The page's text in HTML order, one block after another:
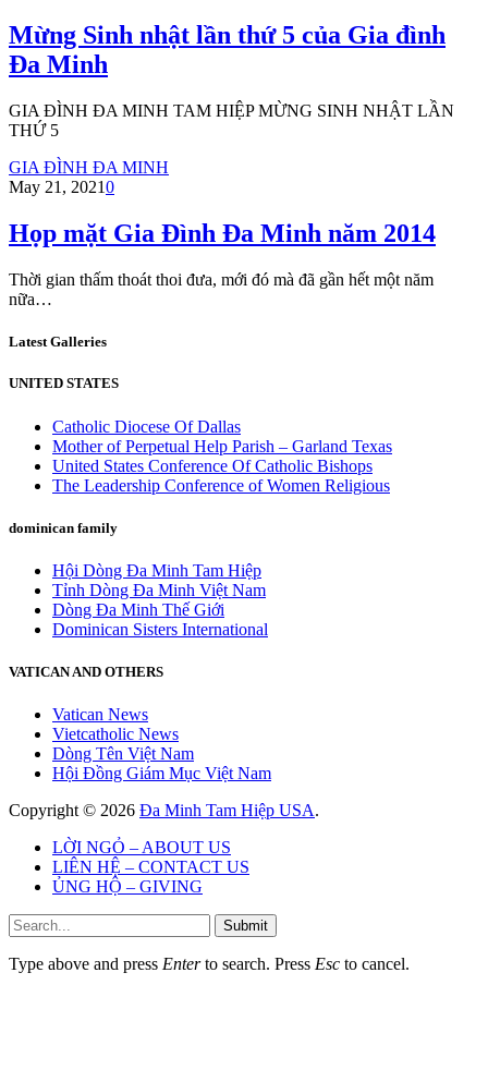
Mừng Sinh nhật lần thứ 5 của Gia đình
Đa Minh
GIA ĐÌNH ĐA MINH TAM HIỆP MỪNG SINH NHẬT LẦN
THỨ 5
GIA ĐÌNH ĐA MINH
May 21, 20210
Họp mặt Gia Đình Đa Minh năm 2014
Thời gian thấm thoát thoi đưa, mới đó mà đã gần hết một năm
nữa…
Latest Galleries
UNITED STATES
Catholic Diocese Of Dallas
Mother of Perpetual Help Parish – Garland Texas
United States Conference Of Catholic Bishops
The Leadership Conference of Women Religious
dominican family
Hội Dòng Đa Minh Tam Hiệp
Tỉnh Dòng Đa Minh Việt Nam
Dòng Đa Minh Thế Giới
Dominican Sisters International
VATICAN AND OTHERS
Vatican News
Vietcatholic News
Dòng Tên Việt Nam
Hội Đồng Giám Mục Việt Nam
Copyright © 2026 Đa Minh Tam Hiệp USA.
LỜI NGỎ – ABOUT US
LIÊN HỆ – CONTACT US
ỦNG HỘ – GIVING
Submit
Type above and press Enterto search. Press Esc to cancel.